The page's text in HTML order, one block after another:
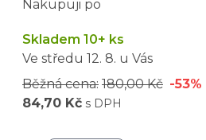
Nakupuji po
Skladem 10+ ks
Ve středu 12. 8. u Vás
Běžná cena: 180,00 Kč -53%
84,70 Kč s DPH